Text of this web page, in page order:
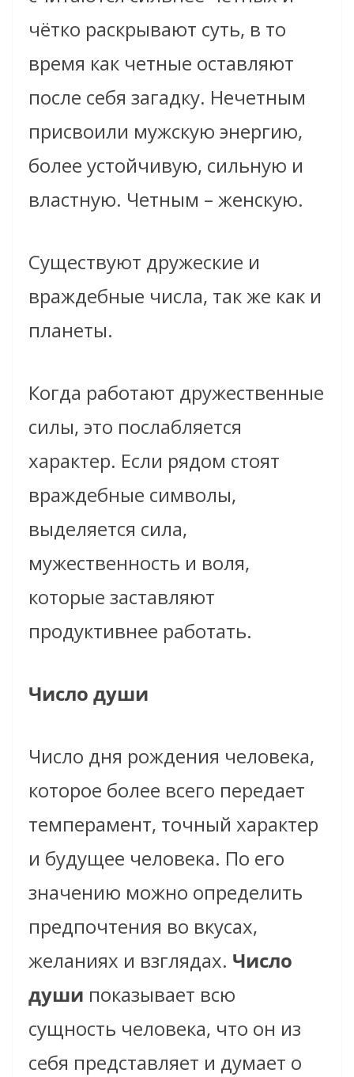
чётко раскрывают суть, в то
время как четные оставляют
после себя загадку. Нечетным
присвоили мужскую энергию,
более устойчивую, сильную и
властную. Четным – женскую.
Существуют дружеские и
враждебные числа, так же как и
планеты.
Когда работают дружественные
силы, это послабляется
характер. Если рядом стоят
враждебные символы,
выделяется сила,
мужественность и воля,
которые заставляют
продуктивнее работать.
Число души
Число дня рождения человека,
которое более всего передает
темперамент, точный характер
и будущее человека. По его
значению можно определить
предпочтения во вкусах,
желаниях и взглядах. Число
души показывает всю
сущность человека, что он из
себя представляет и думает о